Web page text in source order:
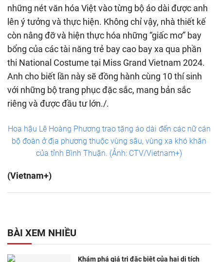
những nét văn hóa Việt vào từng bộ áo dài được anh
lên ý tưởng và thực hiện. Không chỉ vậy, nhà thiết kế
còn nâng đỡ và hiện thực hóa những “giấc mơ” bay
bổng của các tài năng trẻ bay cao bay xa qua phần
thi National Costume tại Miss Grand Vietnam 2024.
Anh cho biết lần này sẽ đồng hành cùng 10 thí sinh
với những bộ trang phục đặc sắc, mang bản sắc
riêng và được đầu tư lớn./.
Hoa hậu Lê Hoàng Phương trao tặng áo dài đến các nữ cán
bộ đoàn ở địa phương thuộc vùng sâu, vùng xa khó khăn
của tỉnh Bình Thuận. (Ảnh: CTV/Vietnam+)
(Vietnam+)
BÀI XEM NHIỀU
Khám phá giá trị đặc biệt của hai di tích